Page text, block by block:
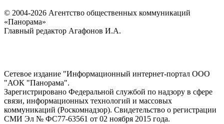
© 2004-2026 Агентство общественных коммуникаций
«Панорама»
Главный редактор Агафонов И.А.
Сетевое издание "Информационный интернет-портал ООО
"АОК "Панорама".
Зарегистрировано Федеральной службой по надзору в сфере
связи, информационных технологий и массовых
коммуникаций (Роскомнадзор). Cвидетельство о регистрации
СМИ Эл № ФС77-63561 от 02 ноября 2015 года.